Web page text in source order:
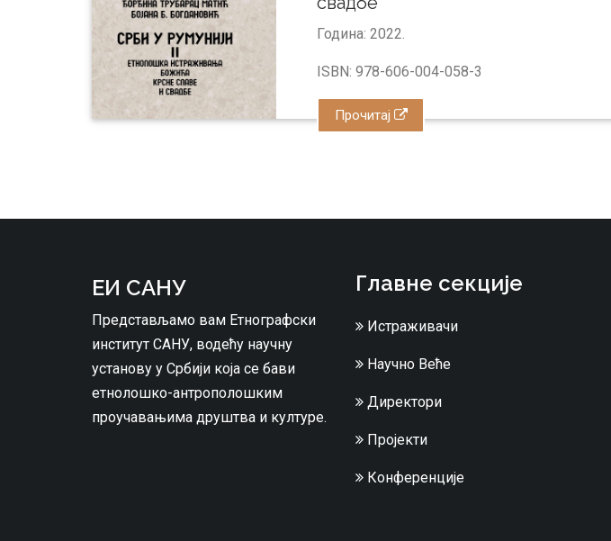
Година: 2022.
ISBN: 978-606-004-058-3
Прочитај
ЕИ САНУ
Представљамо вам Етнографски
институт САНУ, водећу научну
установу у Србији која се бави
етнолошко-антрополошким
проучавањима друштва и културе.
Главне секције
Истраживачи
Научно Веће
Директори
Пројекти
Конференције